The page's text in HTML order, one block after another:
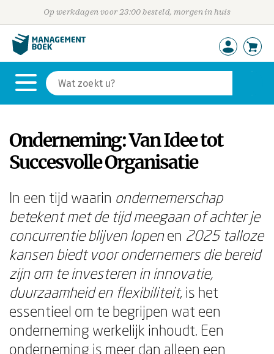
Op werkdagen voor 23:00 besteld, morgen in huis
Onderneming: Van Idee tot
Succesvolle Organisatie
In een tijd waarin ondernemerschap
betekent met de tijd meegaan of achter je
concurrentie blijven lopenen 2025 talloze
kansen biedt voor ondernemers die bereid
zijn om te investeren in innovatie,
duurzaamheid en flexibiliteit, is het
essentieel om te begrijpen wat een
onderneming werkelijk inhoudt. Een
onderneming is meer dan alleen een